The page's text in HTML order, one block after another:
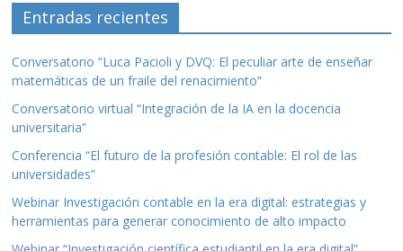
Entradas recientes
Conversatorio “Luca Pacioli y DVQ: El peculiar arte de enseñar
matemáticas de un fraile del renacimiento”
Conversatorio virtual “Integración de la IA en la docencia
universitaria”
Conferencia “El futuro de la profesión contable: El rol de las
universidades”
Webinar Investigación contable en la era digital: estrategias y
herramientas para generar conocimiento de alto impacto